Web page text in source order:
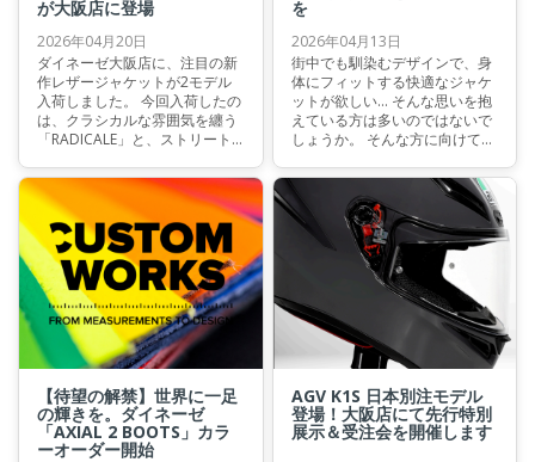
が大阪店に登場
2026年04月20日
ダイネーゼ大阪店に、注目の新
作レザージャケットが2モデル
入荷しました。 今回入荷したの
は、クラシカルな雰囲気を纏う
「RADICALE」と、ストリート×
「VINTEDGE」。 同じレザージ
ャケットでありながら、方向性
の異なる2着が揃いました。
を
2026年04月13日
街中でも馴染むデザインで、身
体にフィットする快適なジャケ
ットが欲しい… そんな思いを抱
えている方は多いのではないで
しょうか。 そんな方に向けて、
設計されたアジアンフィットモ
デル、『ACCELERATA AIR TEX
JACKET ASIAN FIT』を徹底紹介
します。
【待望の解禁】世界に一足
の輝きを。ダイネーゼ
「AXIAL 2 BOOTS」カラ
ーオーダー開始
AGV K1S 日本別注モデル
登場！大阪店にて先行特別
展示＆受注会を開催します